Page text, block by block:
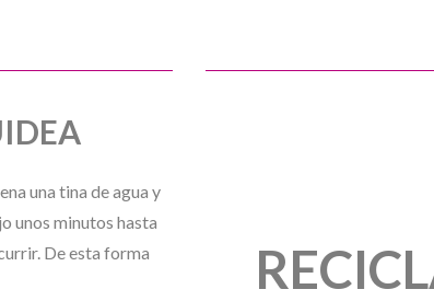
una tina de agua y
unos minutos hasta
De esta forma